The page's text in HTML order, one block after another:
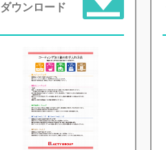
ダウンロード